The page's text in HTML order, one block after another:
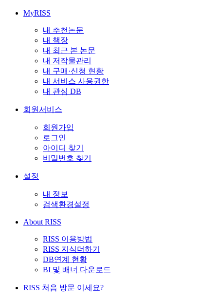
MyRISS
내 추천논문
내 책장
내 최근 본 논문
내 저작물관리
내 구매·신청 현황
내 서비스 사용권한
내 관심 DB
회원서비스
회원가입
로그인
아이디 찾기
비밀번호 찾기
설정
내 정보
검색환경설정
About RISS
RISS 이용방법
RISS 지식더하기
DB연계 현황
BI 및 배너 다운로드
RISS 처음 방문 이세요?